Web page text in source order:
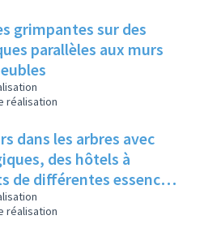
grimpantes sur des
parallèles aux murs
réalisation
dans les arbres avec
des hôtels à
de différentes essences
sur la place du
réalisation